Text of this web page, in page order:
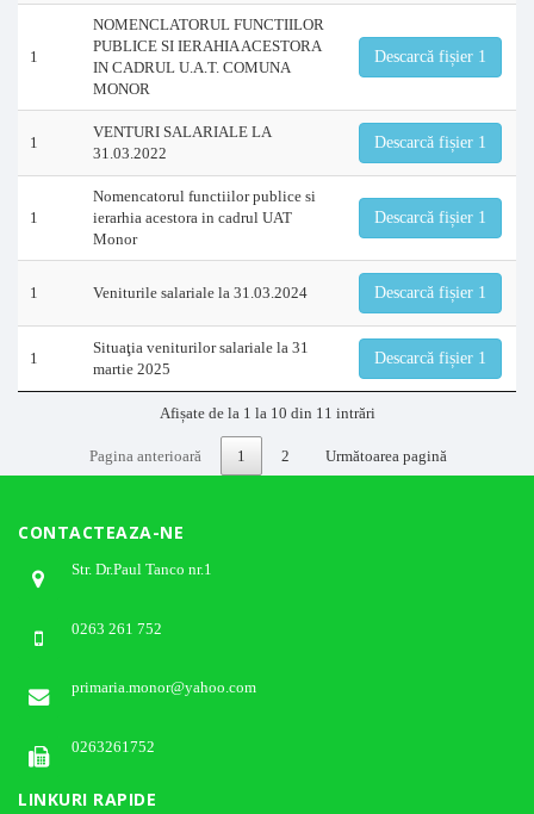
1
NOMENCLATORUL FUNCTIILOR
PUBLICE SI IERAHIA ACESTORA
IN CADRUL U.A.T. COMUNA
MONOR
Descarcă fișier 1
1
VENTURI SALARIALE LA
31.03.2022
Descarcă fișier 1
1
Nomencatorul functiilor publice si
ierarhia acestora in cadrul UAT
Monor
Descarcă fișier 1
1 Veniturile salariale la 31.03.2024 Descarcă fișier 1
1
Situaţia veniturilor salariale la 31
martie 2025
Descarcă fișier 1
Afișate de la 1 la 10 din 11 intrări
Pagina anterioară 1 2 Următoarea pagină
CONTACTEAZA-NE
Str. Dr.Paul Tanco nr.1
0263 261 752
primaria.monor@yahoo.com
0263261752
LINKURI RAPIDE